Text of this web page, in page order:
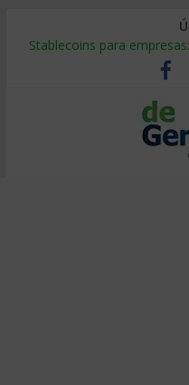
Stablecoins para
Despido silencioso: qué
IA en selección de
Trabajo forzoso en la
Mercado hispano de EE.